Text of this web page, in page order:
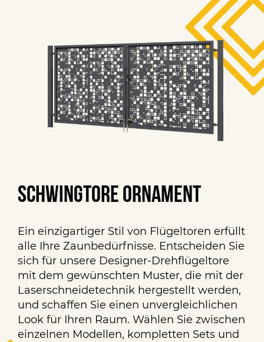
Schwingtore Ornament
Ein einzigartiger Stil von Flügeltoren erfüllt
alle Ihre Zaunbedürfnisse. Entscheiden Sie
sich für unsere Designer-Drehflügeltore
mit dem gewünschten Muster, die mit der
Laserschneidetechnik hergestellt werden,
und schaffen Sie einen unvergleichlichen
Look für Ihren Raum. Wählen Sie zwischen
einzelnen Modellen, kompletten Sets und